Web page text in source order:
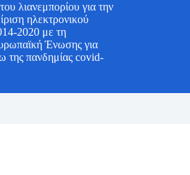
λιανεμπορίου για την
ηλεκτρονικού
2020 με τη
Ένωσης για
της πανδημίας covid-